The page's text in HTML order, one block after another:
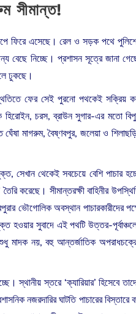
সীমান্ত!
ফিরে এসেছে। রেল ও সড়ক পথে
বেছে নিচ্ছে। প্রশাসন সূত্রে জানা
ঢুকছে।
ফের সেই পুরনো পথকেই সক্রিয়
হিরোইন, চরস, ব্রাউন সুগার-এর মতো
ঘেঁষা মাগরুম, বৈষ্ণবপুর, জলেয়া ও
সেখান থেকেই সবচেয়ে বেশি পাচার
করেছে। সীমান্তরক্ষী বাহিনীর
ভৌগোলিক অবস্থান পাচারকারীদের
হওয়ার সুবাদে এই পথটি উত্তর-
মাদক নয়, বহু আন্তর্জাতিক
স্থানীয় স্তরে ‘ক্যারিয়ার’ হিসেবে
নজরদারির ঘাটতি পাচারের বিস্তারে